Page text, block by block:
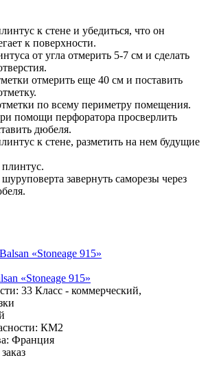
к стене и убедиться, что он
к поверхности.
от угла отмерить 5-7 см и сделать
отмерить еще 40 см и поставить
по всему периметру помещения.
помощи перфоратора просверлить
дюбеля.
к стене, разметить на нем будущие
завернуть саморезы через
«Stoneage 915»
33 Класс - коммерческий,
КМ2
Франция